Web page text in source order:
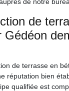
de
Gédéon
de terrasse en
réputation bien
qualifiée est